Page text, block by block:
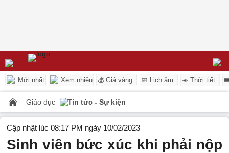
Mới nhất Xem nhiều 💰 Giá vàng 📅 Lịch âm ☀️ Thời tiết
Giáo dục Tin tức - Sự kiện
Cập nhật lúc 08:17 PM ngày 10/02/2023
Sinh viên bức xúc khi phải nộp